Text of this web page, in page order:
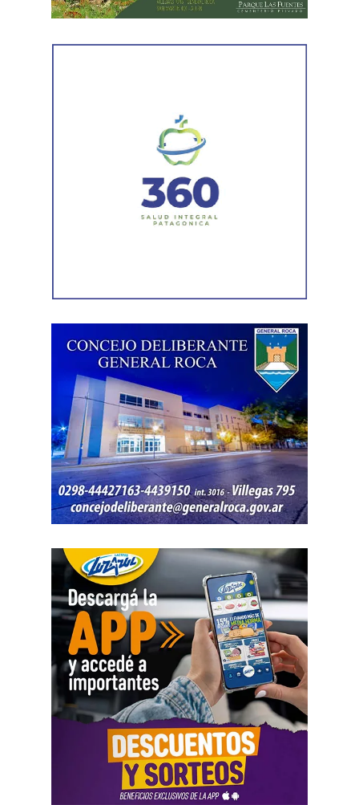
promover el bienestar de la niñez en todo el país.
¿Por qué se habla de infancias?
atraviesan niños y niñas. La expresión busca visibilizar
las distintas condiciones sociales, culturales y
económicas, así como las diferentes oportunidades de
acceso a sus derechos.